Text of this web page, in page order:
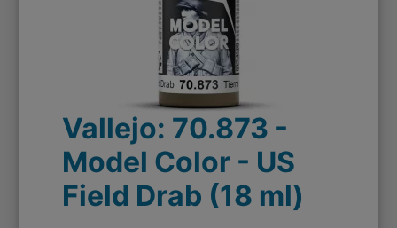
Vallejo: 70.873 -
Model Color - US
Field Drab (18 ml)